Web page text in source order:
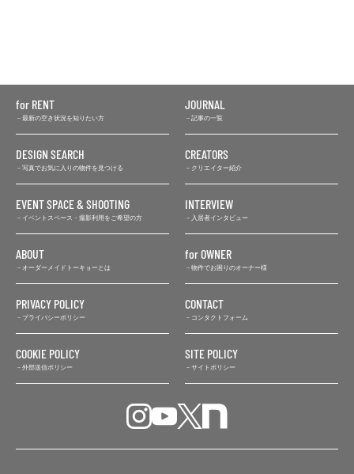
for RENT
最新の空き状況を知りたい方
JOURNAL
記事の一覧
DESIGN SEARCH
写真でお気に入りの物件を見つける
CREATORS
クリエイター紹介
EVENT SPACE & SHOOTING
イベントスペース・撮影利用をご希望の方
INTERVIEW
入居者インタビュー
ABOUT
オーダーメイドトーキョーとは
for OWNER
物件でお困りのオーナー様
PRIVACY POLICY
プライバシーポリシー
CONTACT
コンタクトフォーム
COOKIE POLICY
外部送信ポリシー
SITE POLICY
サイトポリシー